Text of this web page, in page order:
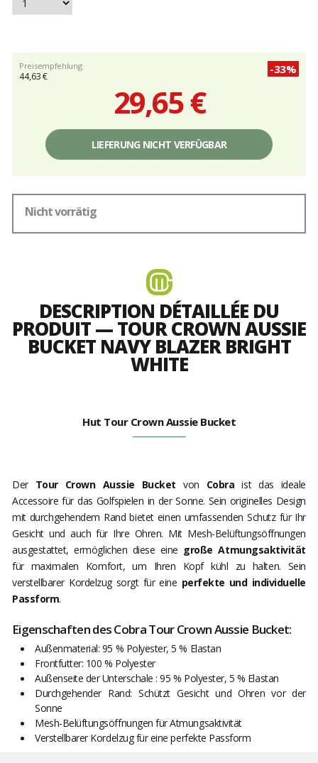
Preisempfehlung
44,63 €
-33%
29,65 €
Einzelpreis,
Gebühren
LIEFERUNG NICHT VERFÜGBAR
Nicht vorrätig
DESCRIPTION DÉTAILLÉE DU
PRODUIT — TOUR CROWN AUSSIE
BUCKET NAVY BLAZER BRIGHT
WHITE
Hut Tour Crown Aussie Bucket
Der Tour Crown Aussie Bucket von Cobra ist das ideale
Accessoire für das Golfspielen in der Sonne. Sein originelles Design
mit durchgehendem Rand bietet einen umfassenden Schutz für Ihr
Gesicht und auch für Ihre Ohren. Mit Mesh-Belüftungsöffnungen
ausgestattet, ermöglichen diese eine große Atmungsaktivität
für maximalen Komfort, um Ihren Kopf kühl zu halten. Sein
verstellbarer Kordelzug sorgt für eine perfekte und individuelle
Passform.
Eigenschaften des Cobra Tour Crown Aussie Bucket:
Außenmaterial: 95 % Polyester, 5 % Elastan
Frontfutter: 100 % Polyester
Außenseite der Unterschale : 95 % Polyester, 5 % Elastan
Durchgehender Rand: Schützt Gesicht und Ohren vor der
Sonne
Mesh-Belüftungsöffnungen für Atmungsaktivität
Verstellbarer Kordelzug für eine perfekte Passform